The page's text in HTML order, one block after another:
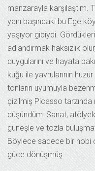
manzarayla karşılaştım.
yanı başındaki bu Ege
yaşıyor gibiydi.
adlandırmak haksızlık
duygularını ve hayata
kuğu ile yavrularının
tonların uyumuyla
çizilmiş Picasso
düşündüm: Sanat,
güneşle ve tozla
Böylece sadece bir hobi
güce dönüşmüş.